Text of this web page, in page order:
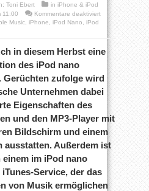
Toni Ebert in iPhone & iPod
11:00
Kommentare deaktiviertfür
Apples
iPod
mit
iPhone-
Features?
Music iPhone iPod Nano
iPod
in diesem Herbst eine
des iPod nano
Gerüchten zufolge wird
Unternehmen dabei
Eigenschaften des
und den MP3-Player mit
Bildschirm und einem
ausstatten. Außerdem ist
einem im iPod nano
Service, der das
von Musik ermöglichen